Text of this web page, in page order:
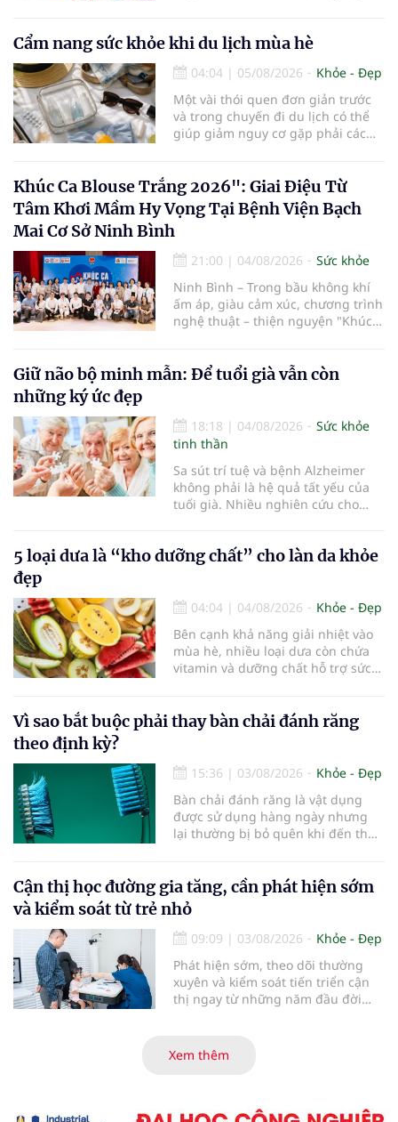
Trường hợp một bệnh nhân 79 tuổi
có khối u tăng gấp đôi kích thước
chỉ sau 4 tháng theo dõi là lời cảnh
báo về sự cần thiết của việc khám
sức khỏe định kỳ, đặc biệt ở người
cao tuổi.
Cẩm nang sức khỏe khi du lịch mùa hè
04:04 | 05/08/2026
Khỏe - Đẹp
Một vài thói quen đơn giản trước
và trong chuyến đi du lịch có thể
giúp giảm nguy cơ gặp phải các
Khúc Ca Blouse Trắng 2026": Giai Điệu Từ
Tâm Khơi Mầm Hy Vọng Tại Bệnh Viện Bạch
Mai Cơ Sở Ninh Bình
21:00 | 04/08/2026
Sức khỏe
Ninh Bình – Trong bầu không khí
ấm áp, giàu cảm xúc, chương trình
nghệ thuật – thiện nguyện "Khúc
điểm dừng chân đầu tiên tại Bệnh
viện Bạch Mai cơ sở Ninh Bình.
Giữ não bộ minh mẫn: Để tuổi già vẫn còn
những ký ức đẹp
18:18 | 04/08/2026
Sức khỏe
tinh thần
Sa sút trí tuệ và bệnh Alzheimer
không phải là hệ quả tất yếu của
tuổi già. Nhiều nghiên cứu cho
rèn luyện trí não mỗi ngày có thể
tuổi gìn giữ trí nhớ và sống độc lập
5 loại dưa là “kho dưỡng chất” cho làn da khỏe
đẹp
04:04 | 04/08/2026
Khỏe - Đẹp
Bên cạnh khả năng giải nhiệt vào
mùa hè, nhiều loại dưa còn chứa
vitamin và dưỡng chất hỗ trợ sức
Vì sao bắt buộc phải thay bàn chải đánh răng
theo định kỳ?
15:36 | 03/08/2026
Khỏe - Đẹp
Bàn chải đánh răng là vật dụng
được sử dụng hàng ngày nhưng
lại thường bị bỏ quên khi đến thời
bàn chải quá lâu có thể làm giảm
hiệu quả làm sạch và ảnh hưởng
đến sức khỏe răng miệng...
Cận thị học đường gia tăng, cần phát hiện sớm
và kiểm soát từ trẻ nhỏ
09:09 | 03/08/2026
Khỏe - Đẹp
Phát hiện sớm, theo dõi thường
xuyên và kiểm soát tiến triển cận
thị ngay từ những năm đầu đời
trẻ. Đây cũng là định hướng của
Trung tâm Nhãn nhi và Kiểm soát
Xem thêm